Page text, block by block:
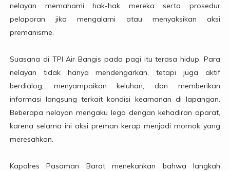
nelayan memahami hak-hak mereka serta prosedur
pelaporan jika mengalami atau menyaksikan aksi
premanisme.
Suasana di TPI Air Bangis pada pagi itu terasa hidup. Para
nelayan tidak hanya mendengarkan, tetapi juga aktif
berdialog, menyampaikan keluhan, dan memberikan
informasi langsung terkait kondisi keamanan di lapangan.
Beberapa nelayan mengaku lega dengan kehadiran aparat,
karena selama ini aksi preman kerap menjadi momok yang
meresahkan.
Kapolres Pasaman Barat menekankan bahwa langkah